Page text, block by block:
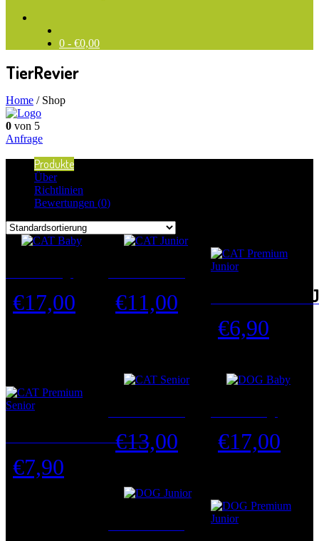
0 - €0,00
TierRevier
Home / Shop
0 von 5
Anfrage
Produkte
Über
Richtlinien
Bewertungen (0)
€17,00 €11,00 CAT Premium
€6,90
CAT Premium Senior
€7,90
€13,00 €17,00